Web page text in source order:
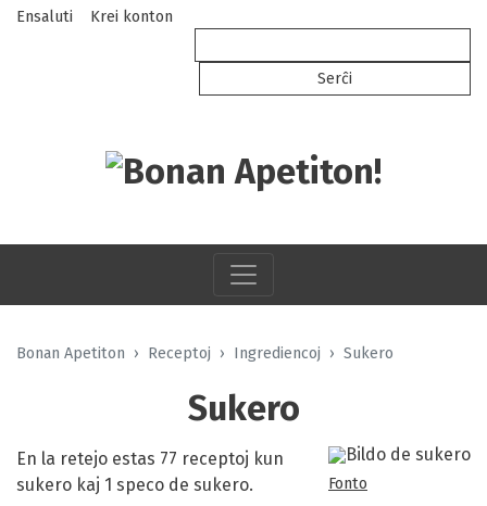
Ensaluti Krei konton
Bonan Apetiton Receptoj Ingrediencoj Sukero
Sukero
Fonto
En la retejo estas 77 receptoj kun
sukero kaj 1 speco de sukero.